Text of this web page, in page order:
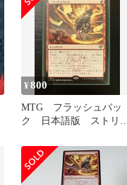
¥800
MTG フラッシュバッ
ク 日本語版 ストリ